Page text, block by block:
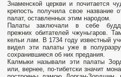
Знаменской церкви и почитается
крепость получила свое название
палат, оставленных этим народом.
Палаты заключали в себе
прежних обитателей чжуньгаров.
кельи лам. В 1734 году известный
видел эти палаты уже в
сохранившиеся об них предания.
Калмыки называли эти палаты
или, вернее, по-тибетски значит